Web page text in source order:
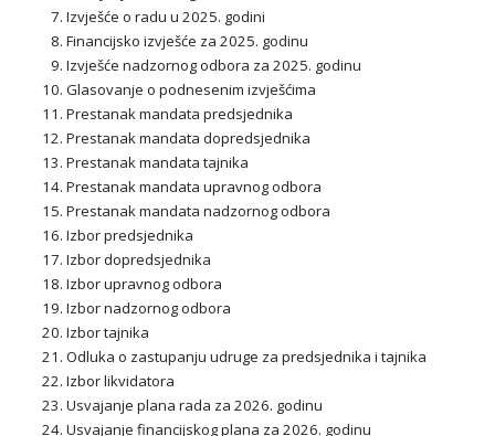
Izvješće o radu u 2025. godini
Financijsko izvješće za 2025. godinu
Izvješće nadzornog odbora za 2025. godinu
Glasovanje o podnesenim izvješćima
Prestanak mandata predsjednika
Prestanak mandata dopredsjednika
Prestanak mandata tajnika
Prestanak mandata upravnog odbora
Prestanak mandata nadzornog odbora
Izbor predsjednika
Izbor dopredsjednika
Izbor upravnog odbora
Izbor nadzornog odbora
Izbor tajnika
Odluka o zastupanju udruge za predsjednika i tajnika
Izbor likvidatora
Usvajanje plana rada za 2026. godinu
Usvajanje financijskog plana za 2026. godinu